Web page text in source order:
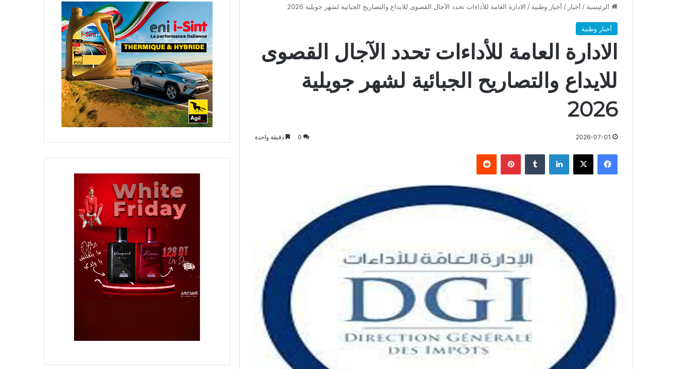
الرئيسية / أخبار / أخبار وطنية / الادارة العامة للأداءات تحدد الآجال القصوى للايداع والتصاريح الجبائية لشهر جويلية 2026
أخبار وطنية
الادارة العامة للأداءات تحدد الآجال القصوى
للايداع والتصاريح الجبائية لشهر جويلية
2026
2026-07-01
0 دقيقة واحدة
فيسبوك X لينكدإن بينتيريست